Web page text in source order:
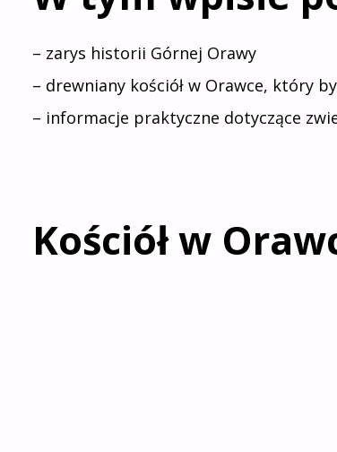
– zarys historii Górnej Orawy
– drewniany kościół w Orawce, który
– informacje praktyczne dotyczące
Kościół w